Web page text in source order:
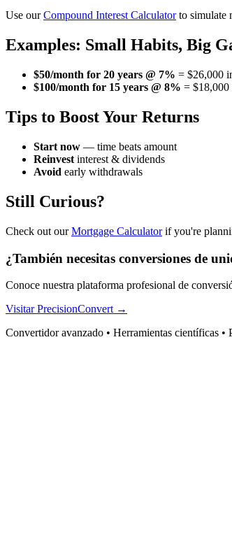
Use our Compound Interest Calculator to simulate
Examples: Small Habits, Big
$50/month for 20 years @ 7% = $26,000
$100/month for 15 years @ 8% =
Tips to Boost Your Returns
Start now — time beats amount
Reinvest interest & dividends
Avoid early withdrawals
Still Curious?
Check out our Mortgage Calculator if you're
¿También necesitas conversiones de
Conoce nuestra plataforma profesional de
Visitar PrecisionConvert →
Convertidor avanzado • Herramientas científicas •